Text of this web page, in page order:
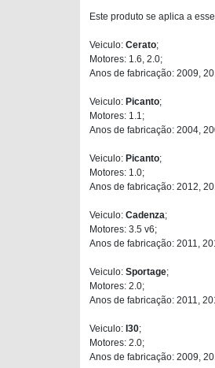
Este produto se aplica a
Veiculo: Cerato;
Motores: 1.6, 2.0;
Anos de fabricação: 2009,
Veiculo: Picanto;
Motores: 1.1;
Anos de fabricação: 2004,
Veiculo: Picanto;
Motores: 1.0;
Anos de fabricação: 2012,
Veiculo: Cadenza;
Motores: 3.5 v6;
Anos de fabricação: 2011,
Veiculo: Sportage;
Motores: 2.0;
Anos de fabricação: 2011,
Veiculo: I30;
Motores: 2.0;
Anos de fabricação: 2009,